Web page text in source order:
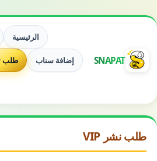
SNAPAT
الرئيسية
إضافة سناب طلب VIP
طلب نشر VIP